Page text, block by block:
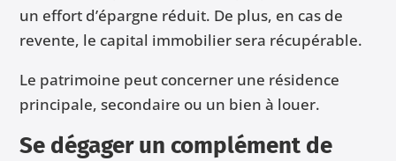
un effort d’épargne réduit. De plus, en cas de
revente, le capital immobilier sera récupérable.
Le patrimoine peut concerner une résidence
principale, secondaire ou un bien à louer.
Se dégager un complément de